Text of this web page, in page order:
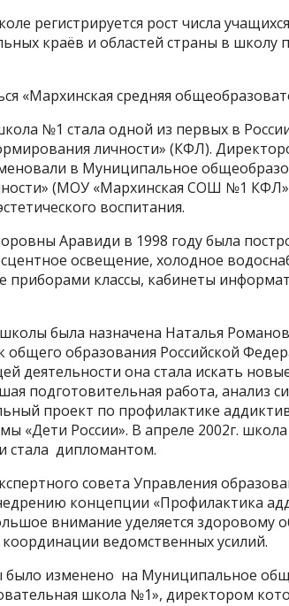
регистрируется рост числа
краёв и областей страны в школу
«Мархинская средняя
№1 стала одной из первых в
личности» (КФЛ).
в Муниципальное
(МОУ «Мархинская СОШ №1
воспитания.
Аравиди в 1998 году была
освещение, холодное
приборами классы, кабинеты
была назначена Наталья
образования Российской
деятельности она стала искать
подготовительная работа, анализ
проект по профилактике
«Дети России». В апреле 2002г.
стала дипломантом.
совета Управления
концепции «Профилактика
внимание уделяется здоровому
ведомственных усилий.
было изменено на Муниципальное
школа №1», директором